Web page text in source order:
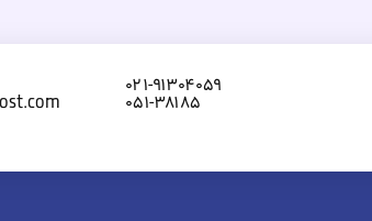
۰۲۱-۹۱۳۰۴۰۵۹
۰۵۱-۳۸۱۸۵